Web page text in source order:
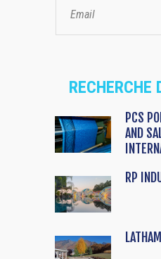
RECHERCHE
PCS
AND
RP